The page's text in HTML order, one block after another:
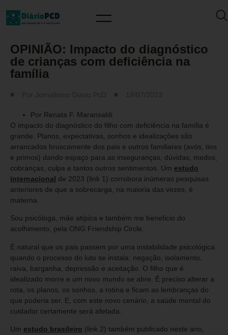
OPINIÃO: Impacto do diagnóstico
de crianças com deficiência na
família
Por Renata F. Maransaldi
O impacto do diagnóstico do filho com deficiência na família é
grande. Planos, expectativas, sonhos e idealizações são
arrancados bruscamente dos pais e outros familiares (avós, tios
e primos) dando espaço para as inseguranças, dúvidas, medos,
cobranças, culpa e tantos outros sentimentos. Um estudo
internacional de 2023 (link 1) corrobora inúmeras pesquisas
anteriores de que a sobrecarga, na maioria das vezes, é
materna.
Sou psicóloga, mãe atípica e também me beneficio do
acolhimento, pela ONG Friendship Circle.
É natural que os pais passem por uma instabilidade psicológica
quando o processo do luto se instala: negação, isolamento,
raiva, barganha, depressão e aceitação. O filho que é
idealizado morre e um novo mundo se abre. É preciso alterar a
rota, os planos, os sonhos, a rotina e ficam as lembranças do
que poderia ser. E, com este novo cenário, a saúde mental do
cuidador certamente será afetada.
Um estudo brasileiro (link 2) também publicado neste ano,